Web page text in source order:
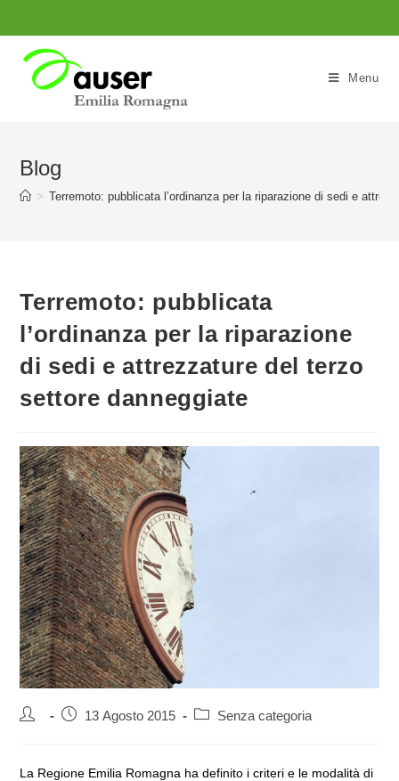
contenuto
Menu
Blog
> Terremoto: pubblicata l’ordinanza per la riparazione di sedi e
Terremoto: pubblicata
l’ordinanza per la riparazione
di sedi e attrezzature del terzo
settore danneggiate
Autore Articolo13 Agosto 2015
Categoria
Senza categoria
La Regione Emilia Romagna ha definito i criteri e le modalità di